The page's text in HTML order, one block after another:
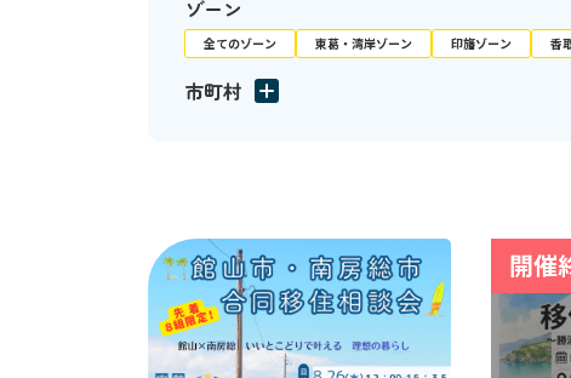
ゾーン
全てのゾーン 東葛・湾岸ゾーン 印旛ゾーン 香
市町村